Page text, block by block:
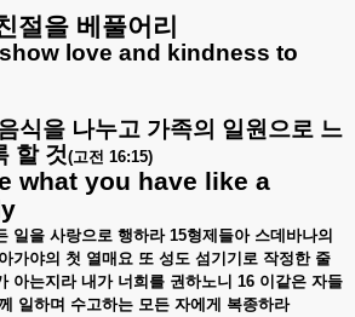
절을 베풀어리
love and kindness to
식을 나누고 가족의 일원으로 느
할 것(고전 16:15)
what you have like a
일을 사랑으로 행하라15형제들아 스데바나의
아가야의 첫 열매요 또 성도 섬기기로 작정한 줄
아는지라 내가 너희를 권하노니 16 이같은 자들
일하며 수고하는 모든 자에게 복종하라